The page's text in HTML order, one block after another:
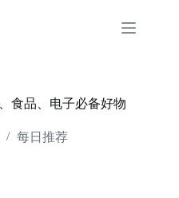
食品、电子必备好物
每日推荐